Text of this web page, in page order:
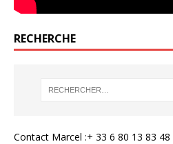
RECHERCHE
Contact Marcel :+ 33 6 80 13 83 48